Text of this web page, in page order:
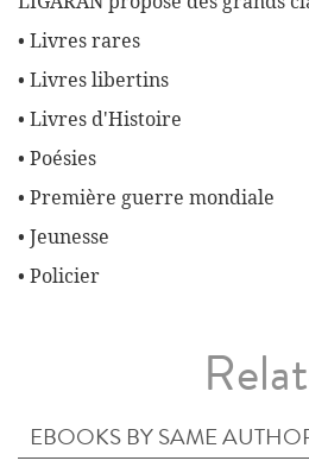
• Livres rares
• Livres libertins
• Livres d'Histoire
• Poésies
• Première guerre mondiale
• Jeunesse
• Policier
EBOOKS BY SAME